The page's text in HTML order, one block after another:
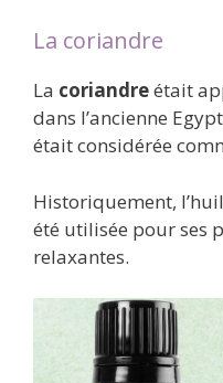
La coriandre
La coriandreétait
dans l’ancienne
était considérée
Historiquement,
été utilisée pour ses
relaxantes.